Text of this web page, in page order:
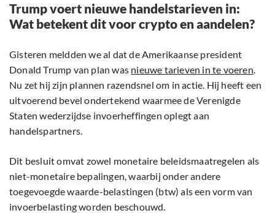
Trump voert nieuwe handelstarieven in:
Wat betekent dit voor crypto en aandelen?
Gisteren meldden we al dat de Amerikaanse president
Donald Trump van plan was nieuwe tarieven in te voeren.
Nu zet hij zijn plannen razendsnel om in actie. Hij heeft een
uitvoerend bevel ondertekend waarmee de Verenigde
Staten wederzijdse invoerheffingen oplegt aan
handelspartners.
Dit besluit omvat zowel monetaire beleidsmaatregelen als
niet-monetaire bepalingen, waarbij onder andere
toegevoegde waarde-belastingen (btw) als een vorm van
invoerbelasting worden beschouwd.